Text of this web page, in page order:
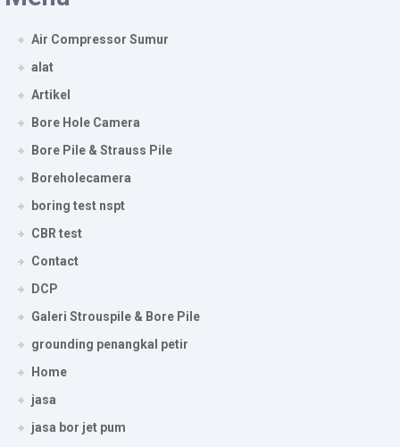
Air Compressor Sumur
alat
Artikel
Bore Hole Camera
Bore Pile & Strauss Pile
Boreholecamera
boring test nspt
CBR test
Contact
DCP
Galeri Strouspile & Bore Pile
grounding penangkal petir
Home
jasa
jasa bor jet pum